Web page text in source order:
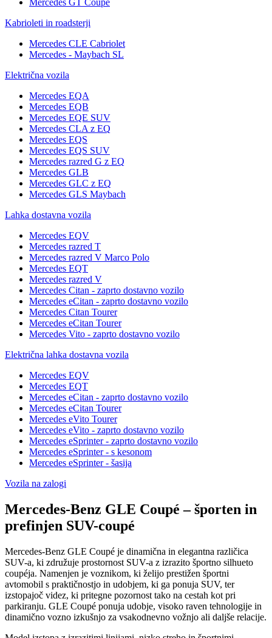
Mercedes GT Coupé
Kabrioleti in roadsterji
Mercedes CLE Cabriolet
Mercedes - Maybach SL
Električna vozila
Mercedes EQA
Mercedes EQB
Mercedes EQE SUV
Mercedes CLA z EQ
Mercedes EQS
Mercedes EQS SUV
Mercedes razred G z EQ
Mercedes GLB
Mercedes GLC z EQ
Mercedes GLS Maybach
Lahka dostavna vozila
Mercedes EQV
Mercedes razred T
Mercedes razred V Marco Polo
Mercedes EQT
Mercedes razred V
Mercedes Citan - zaprto dostavno vozilo
Mercedes eCitan - zaprto dostavno vozilo
Mercedes Citan Tourer
Mercedes eCitan Tourer
Mercedes Vito - zaprto dostavno vozilo
Električna lahka dostavna vozila
Mercedes EQV
Mercedes EQT
Mercedes eCitan - zaprto dostavno vozilo
Mercedes eCitan Tourer
Mercedes eVito Tourer
Mercedes eVito - zaprto dostavno vozilo
Mercedes eSprinter - zaprto dostavno vozilo
Mercedes eSprinter - s kesonom
Mercedes eSprinter - šasija
Vozila na zalogi
Mercedes-Benz GLE Coupé – športen in
prefinjen SUV-coupé
Mercedes-Benz GLE Coupé je dinamična in elegantna različica
SUV-a, ki združuje prostornost SUV-a z izrazito športno silhueto
coupéja. Namenjen je voznikom, ki želijo prestižen športni
avtomobil s praktičnostjo in udobjem, ki ga ponuja SUV, ter
izstopajoč videz, ki pritegne pozornost tako na cestah kot pri
parkiranju. GLE Coupé ponuja udobje, visoko raven tehnologije in
dinamično vozno izkušnjo za vsakodnevno vožnjo ali daljše relacije.